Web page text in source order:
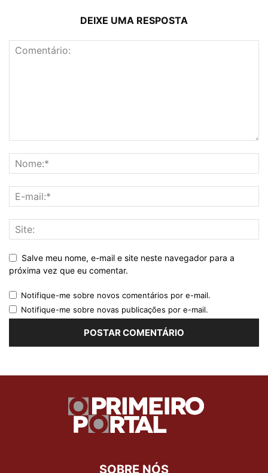
DEIXE UMA RESPOSTA
Salve meu nome, e-mail e site neste navegador para a
próxima vez que eu comentar.
Notifique-me sobre novos comentários por e-mail.
Notifique-me sobre novas publicações por e-mail.
SOBRE NÓS